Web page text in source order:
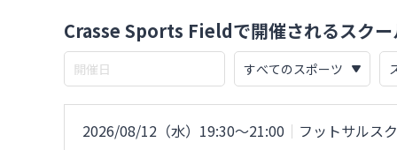
Crasse Sports Fieldで開催されるスクー
2026/08/12（水）19:30〜21:00 ｜ フットサルス